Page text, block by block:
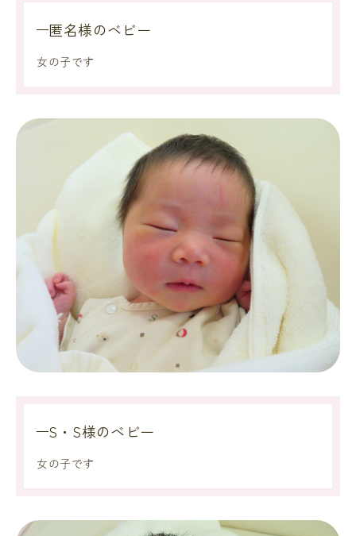
匿名様のベビー
女の子です
S・S様のベビー
女の子です